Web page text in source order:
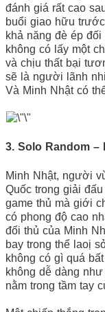
đánh giá rất cao
buổi giao hữu
khả năng đè ép
không có lấy một
và chịu thất bại
sẽ là người lãnh
Và Minh Nhật có
3. Solo Random –
Minh Nhật, người
Quốc trong giải
game thủ mà giới
có phong độ cao
đối thủ của Minh
bay trong thể laoị
không có gì quá
không dễ dàng
nằm trong tầm tay